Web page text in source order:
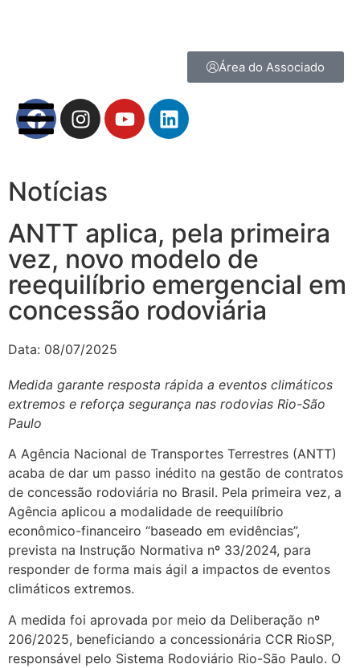
Área do Associado
Notícias
ANTT aplica, pela primeira
vez, novo modelo de
reequilíbrio emergencial em
concessão rodoviária
Data: 08/07/2025
Medida garante resposta rápida a eventos climáticos
extremos e reforça segurança nas rodovias Rio-São
Paulo
A Agência Nacional de Transportes Terrestres (ANTT)
acaba de dar um passo inédito na gestão de contratos
de concessão rodoviária no Brasil. Pela primeira vez, a
Agência aplicou a modalidade de reequilíbrio
econômico-financeiro “baseado em evidências”,
prevista na Instrução Normativa nº 33/2024, para
responder de forma mais ágil a impactos de eventos
climáticos extremos.
A medida foi aprovada por meio da Deliberação nº
206/2025, beneficiando a concessionária CCR RioSP,
responsável pelo Sistema Rodoviário Rio-São Paulo. O